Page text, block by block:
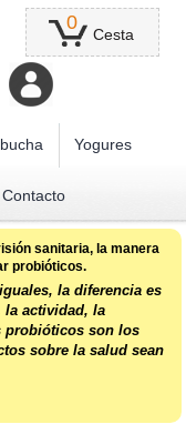
0
Cesta
Yogures
Contacto
sanitaria, la manera
probióticos.
la diferencia es
la actividad, la
probióticos son los
sobre la salud sean